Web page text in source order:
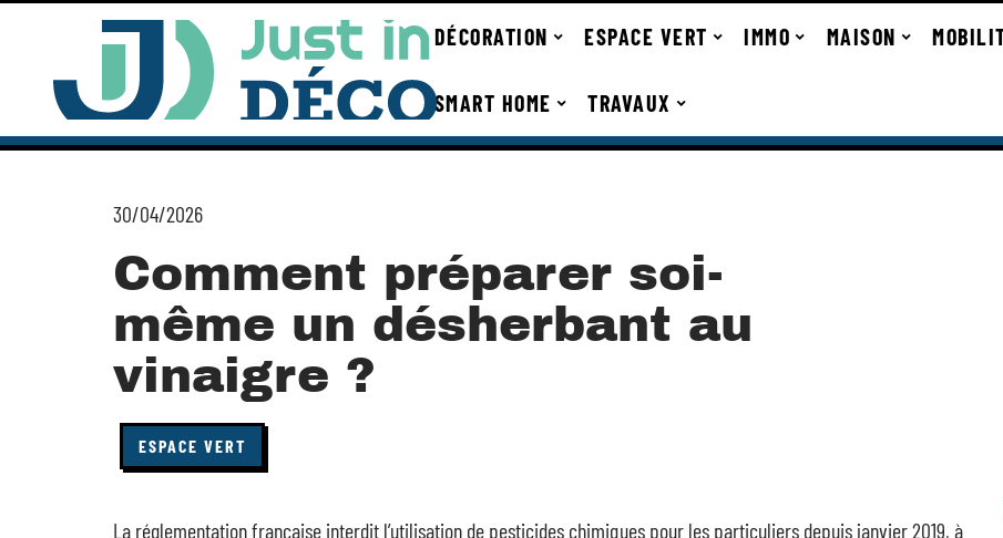
DÉCORATION ESPACE VERT IMMO MAISON
SMART HOME TRAVAUX
30/04/2026
Comment préparer soi-
même un désherbant au
vinaigre ?
ESPACE VERT
La réglementation française interdit l’utilisation de pesticides chimiques pour les particuliers depuis janvier 2019, à